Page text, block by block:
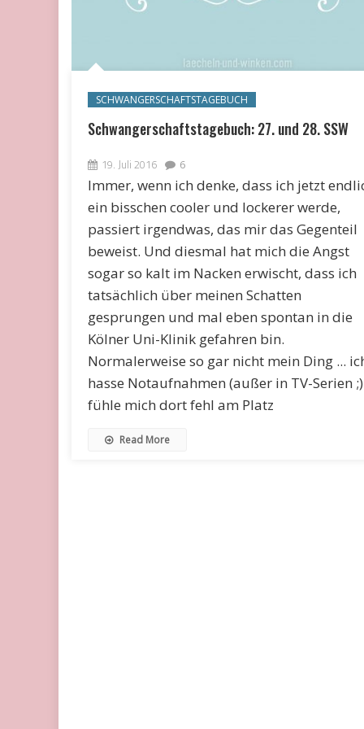
SCHWANGERSCHAFTSTAGEBUCH
Schwangerschaftstagebuch: 27. und 28. SSW
19. Juli 2016 6
Immer, wenn ich denke, dass ich jetzt
ein bisschen cooler und lockerer werde,
passiert irgendwas, das mir das Gegenteil
beweist. Und diesmal hat mich die Angst
sogar so kalt im Nacken erwischt, dass ich
tatsächlich über meinen Schatten
gesprungen und mal eben spontan in die
Kölner Uni-Klinik gefahren bin.
Normalerweise so gar nicht mein Ding ...
hasse Notaufnahmen (außer in TV-Serien
fühle mich dort fehl am Platz
Read More